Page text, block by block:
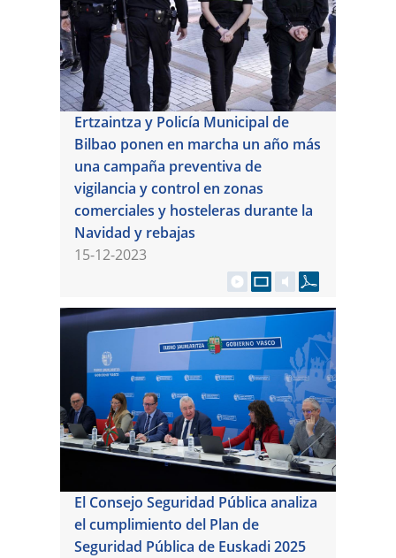
Ertzaintza y Policía Municipal de
Bilbao ponen en marcha un año más
una campaña preventiva de
vigilancia y control en zonas
comerciales y hosteleras durante la
Navidad y rebajas
15-12-2023
El Consejo Seguridad Pública analiza
el cumplimiento del Plan de
Seguridad Pública de Euskadi 2025